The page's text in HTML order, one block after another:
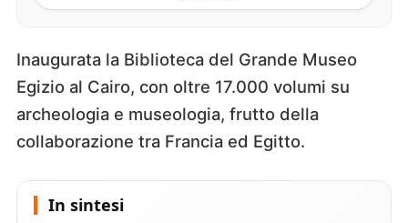
Inaugurata la Biblioteca del Grande Museo
Egizio al Cairo, con oltre 17.000 volumi su
archeologia e museologia, frutto della
collaborazione tra Francia ed Egitto.
In sintesi